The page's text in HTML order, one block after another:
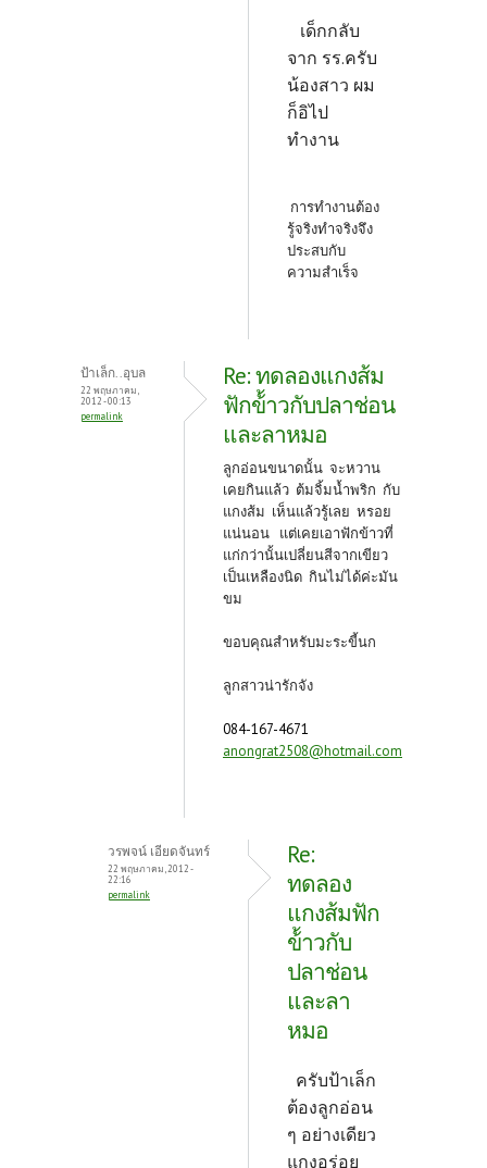
เด็กกลับ
จาก รร.ครับ
น้องสาว ผม
ก็อิไป
ทำงาน
การทำงานต้อง
รู้จริงทำจริงจึง
ประสบกับ
ความสำเร็จ
ป้าเล็ก..อุบล
22 พฤษภาคม,
2012 - 00:13
permalink
Re: ทดลองแกงส้ม
ฟักข้้าวกับปลาช่อน
และลาหมอ
ลูกอ่อนขนาดนั้น จะหวาน
เคยกินแล้ว ต้มจิ้มน้ำพริก กับ
แกงส้ม เห็นแล้วรู้เลย หรอย
แน่นอน แต่เคยเอาฟักข้าวที่
แก่กว่านั้นเปลี่ยนสีจากเขียว
เป็นเหลืองนิด กินไม่ได้ค่ะมัน
ขม
ขอบคุณสำหรับมะระขี้นก
ลูกสาวน่ารักจัง
084-167-4671
anongrat2508@hotmail.com
วรพจน์ เอียดจันทร์
22 พฤษภาคม, 2012 -
22:16
permalink
Re:
ทดลอง
แกงส้มฟัก
ข้้าวกับ
ปลาช่อน
และลา
หมอ
ครับป้าเล็ก
ต้องลูกอ่อน
ๆ อย่างเดียว
แกงอร่อย